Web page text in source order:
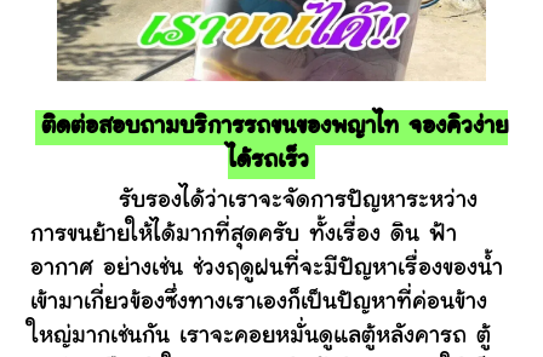
ติดต่อสอบถามบริการรถขนของพญาไท จองคิวง่าย
ได้รถเร็ว
รับรองได้ว่าเราจะจัดการปัญหาระหว่าง
การขนย้ายให้ได้มากที่สุดครับ ทั้งเรื่อง ดิน ฟ้า
อากาศ อย่างเช่น ช่วงฤดูฝนที่จะมีปัญหาเรื่องของน้ำ
เข้ามาเกี่ยวข้องซึ่งทางเราเองก็เป็นปัญหาที่ค่อนข้าง
ใหญ่มากเช่นกัน เราจะคอยหมั่นดูแลตู้หลังคารถ ตู้